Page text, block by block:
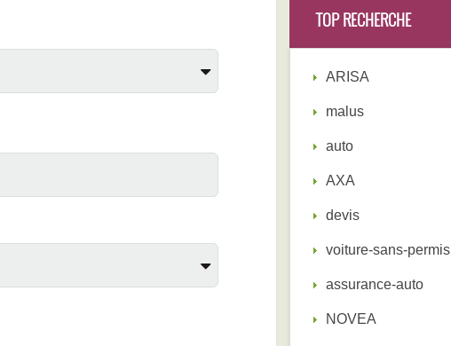
TOP RECHERCHE
ARISA
malus
auto
AXA
devis
voiture-sans-permis
assurance-auto
NOVEA